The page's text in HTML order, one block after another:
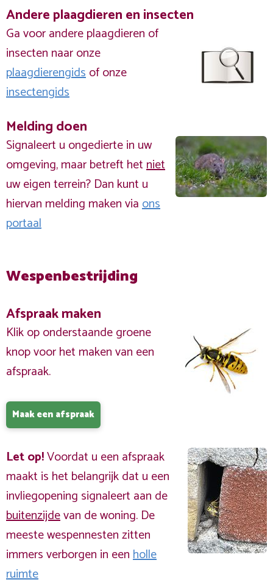
Andere plaagdieren en insecten
Ga voor andere plaagdieren of
insecten naar onze
plaagdierengidsof onze
insectengids
Melding doen
Signaleert u ongedierte in uw
omgeving, maar betreft hetniet
uw eigen terrein? Dan kunt u
hiervan melding maken viaons
portaal
Wespenbestrijding
Afspraak maken
Klik op onderstaande groene
knop voor het maken van een
afspraak.
Maak een afspraak
Let op!Voordat u een afspraak
maakt is het belangrijk dat u een
invliegopening signaleert aan de
buitenzijdevan de woning. De
meeste wespennesten zitten
immers verborgen in eenholle
ruimte